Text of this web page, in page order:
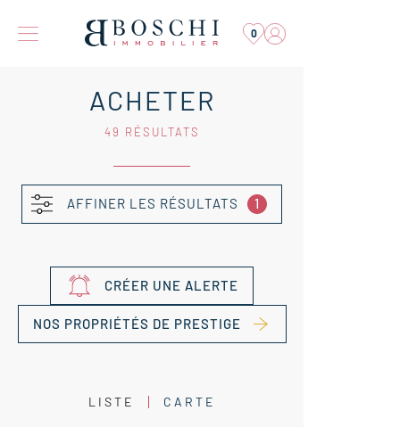
0
ACHETER
49 RÉSULTATS
AFFINER LES RÉSULTATS 1
CRÉER UNE ALERTE
NOS PROPRIÉTÉS DE PRESTIGE
LISTE CARTE